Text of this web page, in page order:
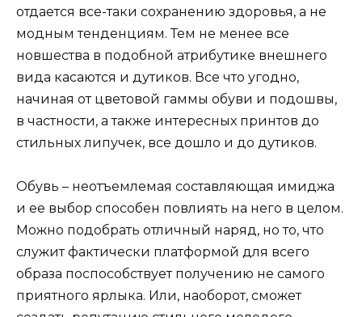
отдается все-таки сохранению здоровья, а не
модным тенденциям. Тем не менее все
новшества в подобной атрибутике внешнего
вида касаются и дутиков. Все что угодно,
начиная от цветовой гаммы обуви и подошвы,
в частности, а также интересных принтов до
стильных липучек, все дошло и до дутиков.
Обувь – неотъемлемая составляющая имиджа
и ее выбор способен повлиять на него в целом.
Можно подобрать отличный наряд, но то, что
служит фактически платформой для всего
образа поспособствует получению не самого
приятного ярлыка. Или, наоборот, сможет